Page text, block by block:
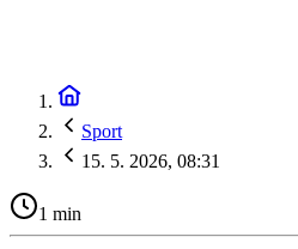
Sport
15. 5. 2026, 08:31
1 min